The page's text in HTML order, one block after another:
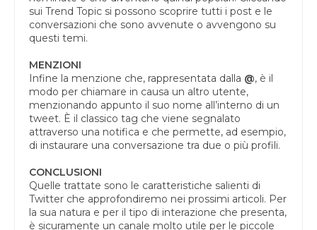
sui Trend Topic si possono scoprire tutti i post e le
conversazioni che sono avvenute o avvengono su
questi temi.
MENZIONI
Infine la menzione che, rappresentata dalla @, è il
modo per chiamare in causa un altro utente,
menzionando appunto il suo nome all’interno di un
tweet. È il classico tag che viene segnalato
attraverso una notifica e che permette, ad esempio,
di instaurare una conversazione tra due o più profili.
CONCLUSIONI
Quelle trattate sono le caratteristiche salienti di
Twitter che approfondiremo nei prossimi articoli. Per
la sua natura e per il tipo di interazione che presenta,
è sicuramente un canale molto utile per le piccole